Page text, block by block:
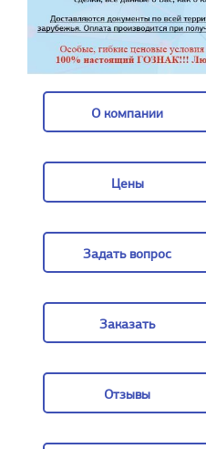
О компании
Цены
Задать вопрос
Заказать
Отзывы